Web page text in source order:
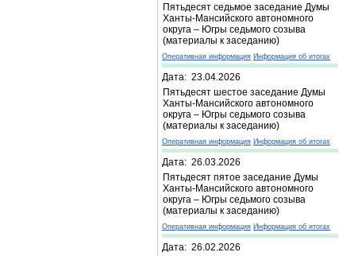
Пятьдесят седьмое заседание Думы
Ханты-Мансийского автономного
округа – Югры седьмого созыва
(материалы к заседанию)
Оперативная информация Информация об итогах
Дата: 23.04.2026
Пятьдесят шестое заседание Думы
Ханты-Мансийского автономного
округа – Югры седьмого созыва
(материалы к заседанию)
Оперативная информация Информация об итогах
Дата: 26.03.2026
Пятьдесят пятое заседание Думы
Ханты-Мансийского автономного
округа – Югры седьмого созыва
(материалы к заседанию)
Оперативная информация Информация об итогах
Дата: 26.02.2026